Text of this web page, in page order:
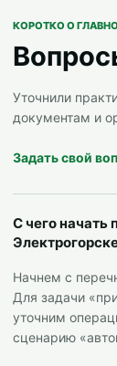
КОРОТКО О
Уточнили
документам и
Задать свой
С чего начать
Начнем с
Для задачи
уточним
сценарию